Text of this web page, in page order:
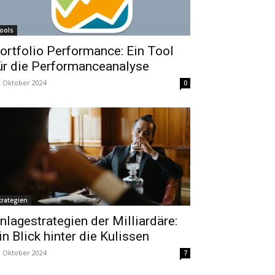
Performance: Ein Tool
die Performanceanalyse
Oktober 2024 0
der Milliardäre:
Blick hinter die Kulissen
Oktober 2024 7